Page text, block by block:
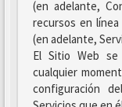
(en adelante,
recursos en
(en adelante,
El Sitio Web
cualquier
configuración